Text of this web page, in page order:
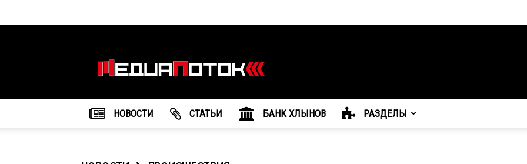
агентство
"МедиаПоток"
НОВОСТИ CТАТЬИ БАНК ХЛЫНОВ РАЗДЕЛЫ